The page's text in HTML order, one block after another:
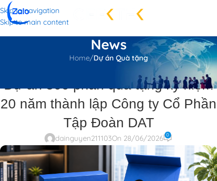
Skip to navigation
Skip to main content
News
Home/Dự án Quà tặng
Dự án 500 phần quà tặng kỷ niệm
20 năm thành lập Công ty Cổ Phần
Tập Đoàn DAT
dainguyen211103On 28/06/2026 0